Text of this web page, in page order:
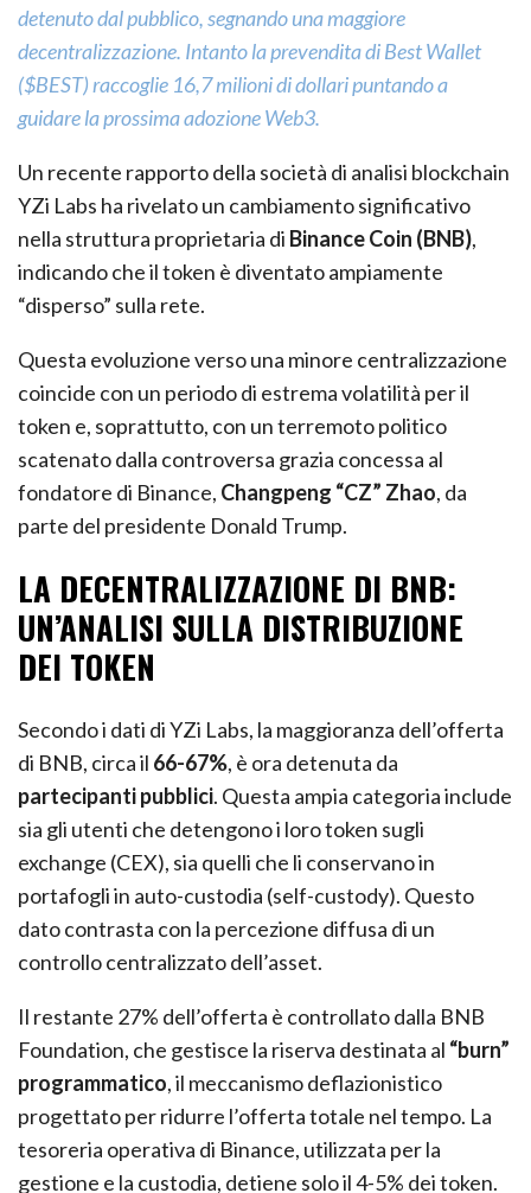
detenuto dal pubblico, segnando una maggiore
decentralizzazione. Intanto la prevendita di Best Wallet
($BEST) raccoglie 16,7 milioni di dollari puntando a
guidare la prossima adozione Web3.
Un recente rapporto della società di analisi blockchain
YZi Labs ha rivelato un cambiamento significativo
nella struttura proprietaria di Binance Coin (BNB),
indicando che il token è diventato ampiamente
“disperso” sulla rete.
Questa evoluzione verso una minore centralizzazione
coincide con un periodo di estrema volatilità per il
token e, soprattutto, con un terremoto politico
scatenato dalla controversa grazia concessa al
fondatore di Binance, Changpeng “CZ” Zhao, da
parte del presidente Donald Trump.
LA DECENTRALIZZAZIONE DI BNB:
UN’ANALISI SULLA DISTRIBUZIONE
DEI TOKEN
Secondo i dati di YZi Labs, la maggioranza dell’offerta
di BNB, circa il 66-67%, è ora detenuta da
partecipanti pubblici. Questa ampia categoria include
sia gli utenti che detengono i loro token sugli
exchange (CEX), sia quelli che li conservano in
portafogli in auto-custodia (self-custody). Questo
dato contrasta con la percezione diffusa di un
controllo centralizzato dell’asset.
Il restante 27% dell’offerta è controllato dalla BNB
Foundation, che gestisce la riserva destinata al “burn”
programmatico, il meccanismo deflazionistico
progettato per ridurre l’offerta totale nel tempo. La
tesoreria operativa di Binance, utilizzata per la
gestione e la custodia, detiene solo il 4-5% dei token.